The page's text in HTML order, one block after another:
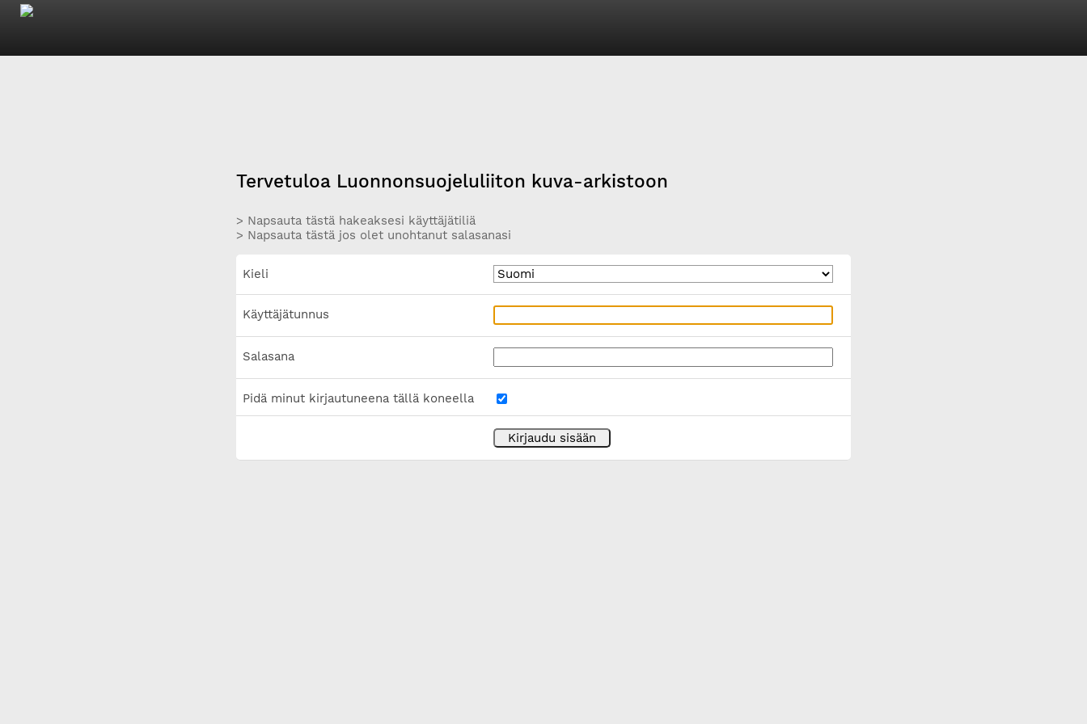
Tervetuloa Luonnonsuojeluliiton kuva-arkistoon
> Napsauta tästä hakeaksesi käyttäjätiliä
> Napsauta tästä jos olet unohtanut salasanasi
Kieli
Käyttäjätunnus
Salasana
Pidä minut kirjautuneena tällä koneella